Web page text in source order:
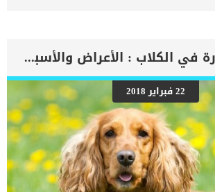
الشخصية للقط البريطانى من الضرورى ان
الخاصة بقطك اى كانت سلالته حتى تتمكن
بشكل صحيح وتقدم له افضل جودة حياة. من خلال
على اشهر الصفات الشخصية: _ حنون _كريم _كما
الانعزال _طبيعة معطفة تجعلة دائما ذو درجة جرارة
_له حس فكاهى يسعد الاخرين _واثق فى نفسه
التصرف فى كثير من التصرفات _كما يفضل العيش
_مع الاسف تنهزم فى المعارك, فلا تتركها بمفردها
تعرف على المواصفات الجسدية للقط […]
حصوات المرارة في الكلاب : الأعراض والأسباب والعلاج
22 فبراير 2018